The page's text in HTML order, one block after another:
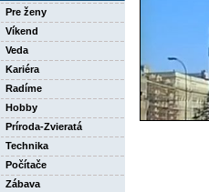
Pre ženy
Víkend
Veda
Kariéra
Radíme
Hobby
Príroda-Zvieratá
Technika
Počítače
Zábava